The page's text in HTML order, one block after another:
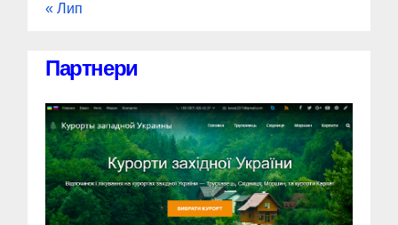
« Лип
Партнери